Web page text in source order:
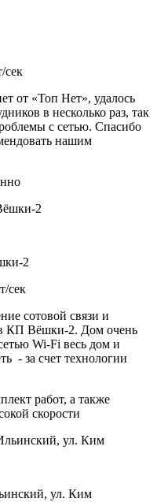
сек
от «Топ Нет», удалось
в несколько раз, так
с сетью. Спасибо
нашим
2
сек
сотовой связи и
КП Вёшки-2. Дом очень
Wi-Fi весь дом и
- за счет технологии
работ, а также
скорости
ул. Ким